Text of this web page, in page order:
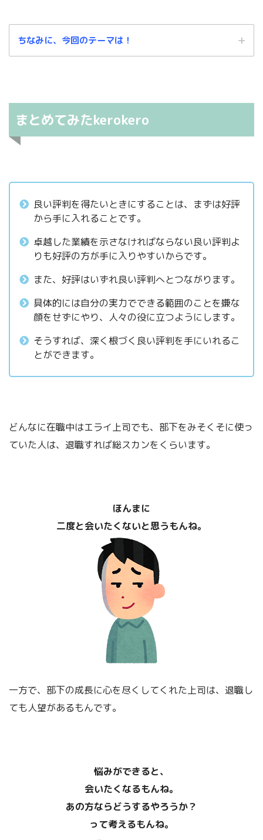
ちなみに、今回のテーマは！
バルタザール・グラシアン「賢人の知
恵」について
まとめてみたkerokero
良い評判を得たいときにすることは、まずは好評
から手に入れることです。
卓越した業績を示さなければならない良い評判よ
りも好評の方が手に入りやすいからです。
また、好評はいずれ良い評判へとつながります。
具体的には自分の実力でできる範囲のことを嫌な
顔をせずにやり、人々の役に立つようにします。
そうすれば、深く根づく良い評判を手にいれるこ
とができます。
どんなに在職中はエライ上司でも、部下をみそくそに使っ
ていた人は、退職すれば総スカンをくらいます。
ほんまに
二度と会いたくないと思うもんね。
一方で、部下の成長に心を尽くしてくれた上司は、退職し
ても人望があるもんです。
悩みができると、
会いたくなるもんね。
あの方ならどうするやろうか？
って考えるもんね。